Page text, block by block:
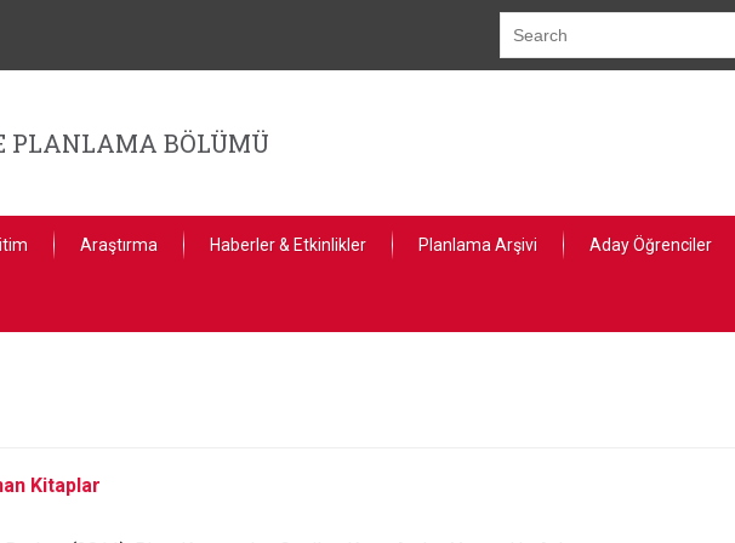
PLANLAMA BÖLÜMÜ
Araştırma Haberler & Etkinlikler Planlama Arşivi Aday Öğrenciler
Kitaplar